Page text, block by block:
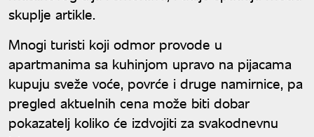
skuplje artikle.
Mnogi turisti koji odmor provode u
apartmanima sa kuhinjom upravo na pijacama
kupuju sveže voće, povrće i druge namirnice, pa
pregled aktuelnih cena može biti dobar
pokazatelj koliko će izdvojiti za svakodnevnu